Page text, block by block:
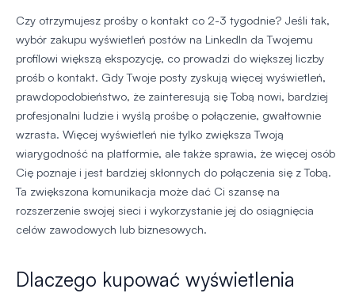
Czy otrzymujesz prośby o kontakt co 2-3 tygodnie? Jeśli tak,
wybór zakupu wyświetleń postów na LinkedIn da Twojemu
profilowi większą ekspozycję, co prowadzi do większej liczby
prośb o kontakt. Gdy Twoje posty zyskują więcej wyświetleń,
prawdopodobieństwo, że zainteresują się Tobą nowi, bardziej
profesjonalni ludzie i wyślą prośbę o połączenie, gwałtownie
wzrasta. Więcej wyświetleń nie tylko zwiększa Twoją
wiarygodność na platformie, ale także sprawia, że więcej osób
Cię poznaje i jest bardziej skłonnych do połączenia się z Tobą.
Ta zwiększona komunikacja może dać Ci szansę na
rozszerzenie swojej sieci i wykorzystanie jej do osiągnięcia
celów zawodowych lub biznesowych.
Dlaczego kupować wyświetlenia